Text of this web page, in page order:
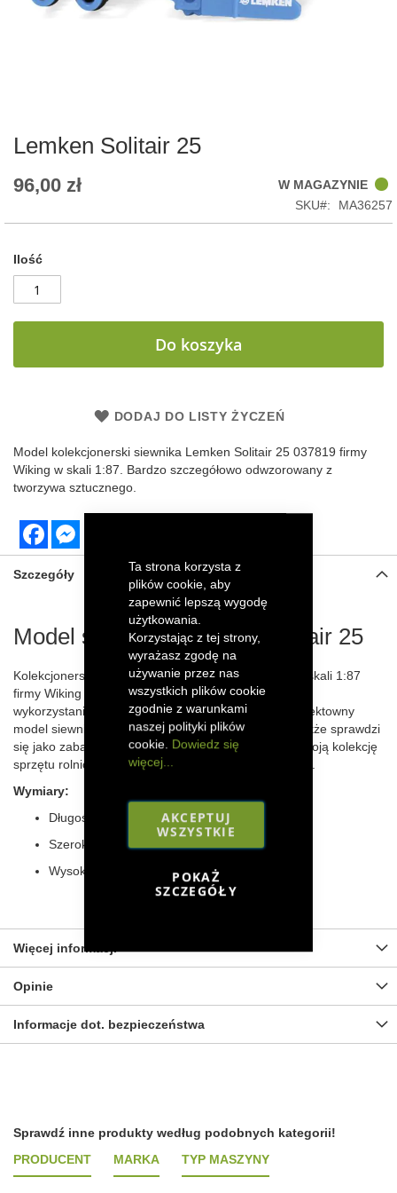
Ta strona korzysta z
plików cookie, aby
zapewnić lepszą wygodę
użytkowania.
Korzystając z tej strony,
wyrażasz zgodę na
używanie przez nas
wszystkich plików cookie
zgodnie z warunkami
naszej polityki plików
cookie. Dowiedz się
więcej...
AKCEPTUJ
WSZYSTKIE
POKAŻ
SZCZEGÓŁY
the
gallery
Lemken Solitair 25
96,00 zł
W MAGAZYNIE
SKU
MA36257
Ilość
Do koszyka
DODAJ DO LISTY ŻYCZEŃ
Model kolekcjonerski siewnika Lemken Solitair 25 037819 firmy
Wiking w skali 1:87. Bardzo szczegółowo odwzorowany z
tworzywa sztucznego.
Facebook
Szczegóły
Model siewnika Lemken Solitair 25
Kolekcjonerski model siewnika Lemken Solitair 25 w skali 1:87
firmy Wiking został szczegółowo odwzorowany dzięki
wykorzystaniu elementów z tworzywa sztucznego. Efektowny
model siewnika zachwyci każdego kolekcjonera, a także sprawdzi
się jako zabawka dla starszego dziecka. Powiększ swoją kolekcję
sprzętu rolniczego o ten precyzyjnie wykonany model.
Wymiary:
Długość: 4.0 cm
Szerokość: 3.5 cm
Wysokość: 3.0 cm
Więcej informacji
Opinie
Informacje dot. bezpieczeństwa
Sprawdź inne produkty według podobnych kategorii!
PRODUCENT
MARKA TYP MASZYNY